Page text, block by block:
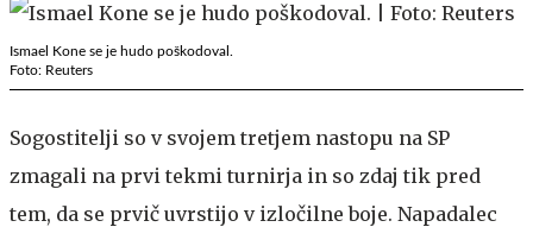
Ismael Kone se je hudo poškodoval.
Foto: Reuters
Sogostitelji so v svojem tretjem nastopu na SP
zmagali na prvi tekmi turnirja in so zdaj tik pred
tem, da se prvič uvrstijo v izločilne boje. Napadalec